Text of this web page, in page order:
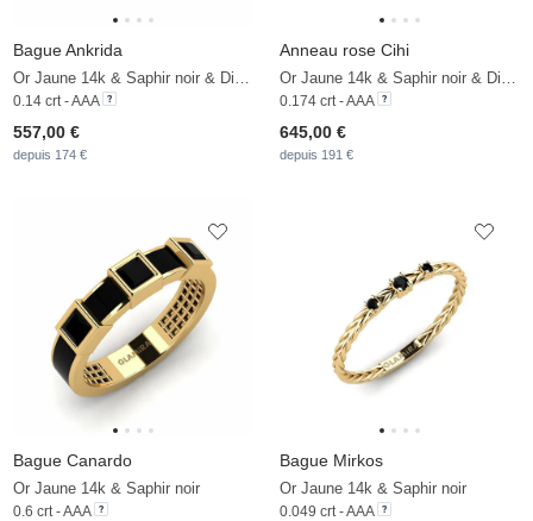
Bague Ankrida
0.14 crt - AAA
557,00 €
depuis 174 €
Anneau rose Cihi
0.174 crt - AAA
645,00 €
depuis 191 €
Bague Canardo
Or Jaune 14k & Saphir noir
0.6 crt - AAA
Bague Mirkos
Or Jaune 14k & Saphir noir
0.049 crt - AAA